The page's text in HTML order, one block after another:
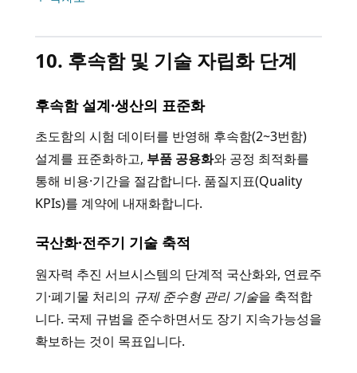
10. 후속함 및 기술 자립화 단계
후속함 설계·생산의 표준화
초도함의 시험 데이터를 반영해 후속함(2~3번함)
설계를 표준화하고, 부품 공용화와 공정 최적화를
통해 비용·기간을 절감합니다. 품질지표(Quality
KPIs)를 계약에 내재화합니다.
국산화·전주기 기술 축적
원자력 추진 서브시스템의 단계적 국산화와, 연료주
기·폐기물 처리의 규제 준수형 관리 기술을 축적합
니다. 국제 규범을 준수하면서도 장기 지속가능성을
확보하는 것이 목표입니다.